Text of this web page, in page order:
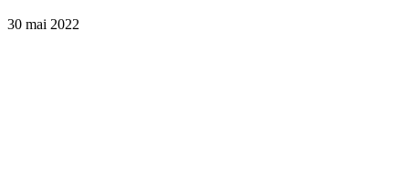
30 mai 2022